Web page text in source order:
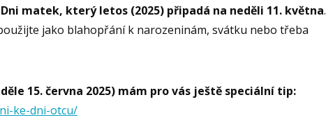
matek, který letos (2025) připadá na neděli 11. května.
jako blahopřání k narozeninám, svátku nebo třeba
15. června 2025) mám pro vás ještě speciální tip:
ke-dni-otcu/